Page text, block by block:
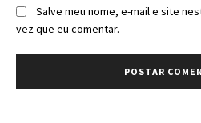
Salve meu nome, e-mail e site
vez que eu comentar.